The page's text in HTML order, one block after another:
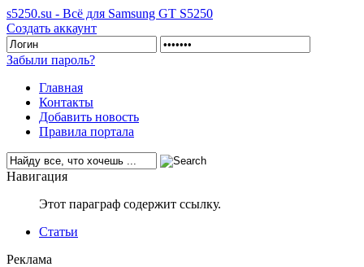
s5250.su - Всё для Samsung GT S5250
Создать аккаунт
Забыли пароль?
Главная
Контакты
Добавить новость
Правила портала
Навигация
Этот параграф содержит ссылку.
Статьи
Реклама